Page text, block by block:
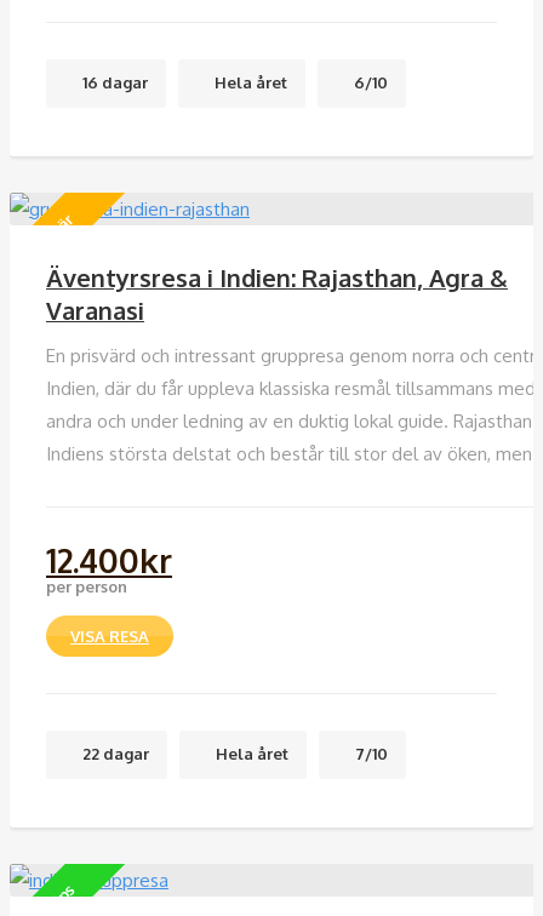
16 dagar Hela året 6/10
Populär
Äventyrsresa i Indien: Rajasthan, Agra &
Varanasi
En prisvärd och intressant gruppresa genom norra och
Indien, där du får uppleva klassiska resmål tillsammans med
andra och under ledning av en duktig lokal guide. Rajasthan
Indiens största delstat och består till stor del av öken, men
12.400kr
per person
VISA RESA
22 dagar Hela året 7/10